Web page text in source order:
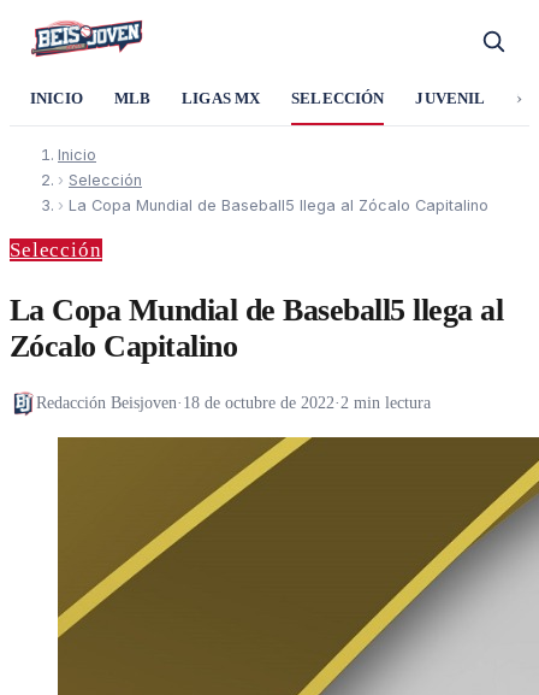
INICIO MLB LIGAS MX SELECCIÓN JUVENIL ›
Inicio
› Selección
› La Copa Mundial de Baseball5 llega al Zócalo Capitalino
Selección
La Copa Mundial de Baseball5 llega al
Zócalo Capitalino
Redacción Beisjoven· 18 de octubre de 2022·2 min lectura